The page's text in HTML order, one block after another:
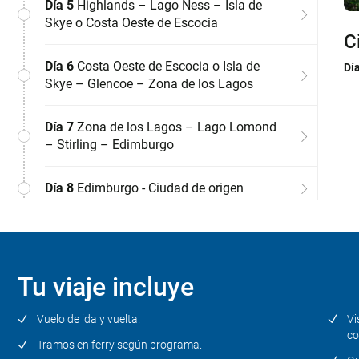
Día 5 Highlands – Lago Ness – Isla de
Skye o Costa Oeste de Escocia
Día 6 Costa Oeste de Escocia o Isla de
Skye – Glencoe – Zona de los Lagos
Día 7 Zona de los Lagos – Lago Lomond
– Stirling – Edimburgo
Día 8 Edimburgo - Ciudad de origen
Tu viaje incluye
Vuelo de ida y vuelta.
Tramos en ferry según programa.